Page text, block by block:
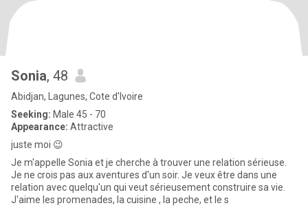
Sonia, 48
Abidjan, Lagunes, Cote d'Ivoire
Seeking: Male 45 - 70
Appearance: Attractive
juste moi 😉
Je m'appelle Sonia et je cherche à trouver une relation sérieuse.
Je ne crois pas aux aventures d'un soir. Je veux être dans une
relation avec quelqu'un qui veut sérieusement construire sa vie.
J'aime les promenades, la cuisine , la peche, et le s